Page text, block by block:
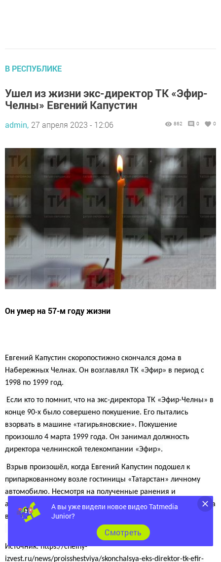
В РЕСПУБЛИКЕ
Ушел из жизни экс-директор ТК «Эфир-
Челны» Евгений Капустин
admin, 27 апреля 2023 - 12:06 862 0 0
Он умер на 57-м году жизни
Евгений Капустин скоропостижно скончался дома в
Набережных Челнах. Он возглавлял ТК «Эфир» в период с
1998 по 1999 год.
Если кто то помнит, что на экс-директора ТК «Эфир-Челны» в
конце 90-х было совершено покушение. Его пытались
взорвать в машине «тагирьяновские». Покушение
произошло 4 марта 1999 года. Он занимал должность
директора челнинской телекомпании «Эфир».
Взрыв произошёл, когда Евгений Капустин подошел к
припаркованному возле гостиницы «Татарстан» личному
автомобилю. Несмотря на полученные ранения и
ампутированную впоследствии ногу, Капустину удалось тогда
выжить.
Источник: https://chelny-
izvest.ru/news/proisshestviya/skonchalsya-eks-direktor-tk-efir-
А вы уже видели новое видео Tatmedia
Junior?
Cмотреть